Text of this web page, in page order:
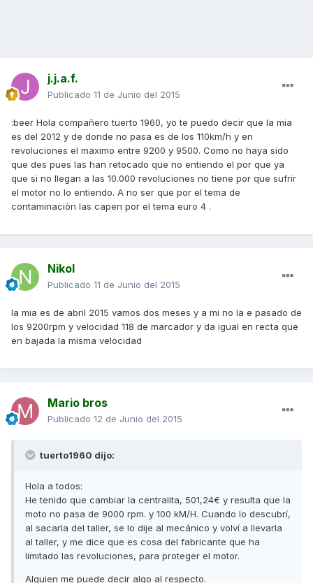
j.j.a.f.
Publicado 11 de Junio del 2015
:beer Hola compañero tuerto 1960, yo te puedo decir que la mia
es del 2012 y de donde no pasa es de los 110km/h y en
revoluciones el maximo entre 9200 y 9500. Como no haya sido
que des pues las han retocado que no entiendo el por que ya
que si no llegan a las 10.000 revoluciones no tiene por que sufrir
el motor no lo entiendo. A no ser que por el tema de
contaminaciòn las capen por el tema euro 4 .
Nikol
Publicado 11 de Junio del 2015
la mia es de abril 2015 vamos dos meses y a mi no la e pasado de
los 9200rpm y velocidad 118 de marcador y da igual en recta que
en bajada la misma velocidad
Mario bros
Publicado 12 de Junio del 2015
tuerto1960 dijo:
Hola a todos:
He tenido que cambiar la centralita, 501,24€ y resulta que la
moto no pasa de 9000 rpm. y 100 kM/H. Cuando lo descubrí,
al sacarla del taller, se lo dije al mecánico y volví a llevarla
al taller, y me dice que es cosa del fabricante que ha
limitado las revoluciones, para proteger el motor.
Alguien me puede decir algo al respecto.